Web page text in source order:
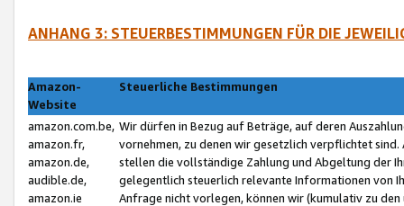
ANHANG 3: STEUERBESTIMMUNGEN FÜR DIE
Amazon-
Website
Steuerliche Bestimmungen
amazon.com.be,
amazon.fr,
amazon.de,
audible.de,
amazon.ie
Wir dürfen in Bezug auf Beträge, auf deren
vornehmen, zu denen wir gesetzlich verpflichtet
stellen die vollständige Zahlung und Abgeltung der
gelegentlich steuerlich relevante Informationen von
Anfrage nicht vorlegen, können wir (kumulativ zu